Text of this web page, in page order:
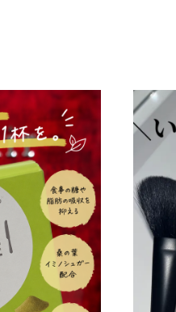
アテニアの「
お友達紹介サ